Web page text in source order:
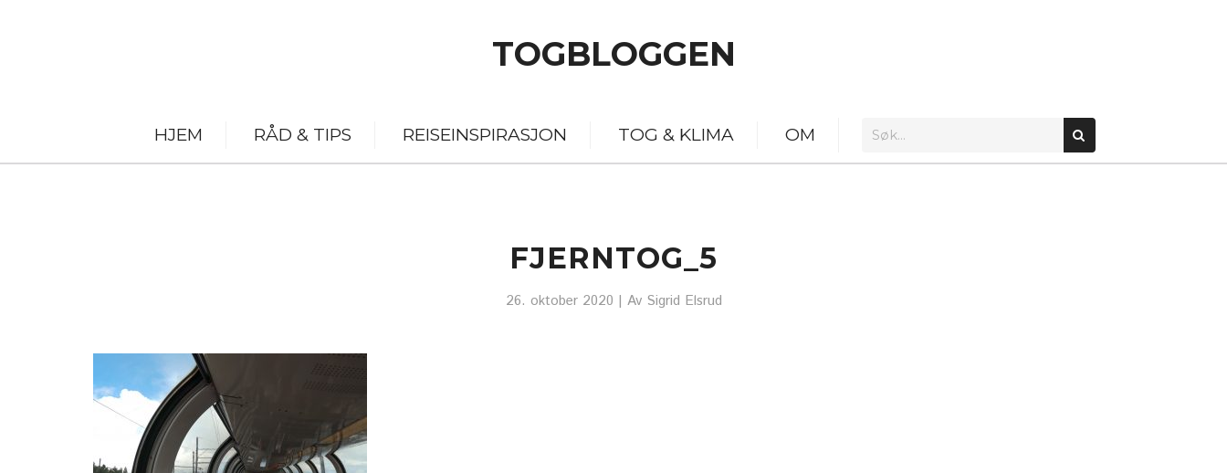
TOGBLOGGEN
HJEM RÅD & TIPS REISEINSPIRASJON TOG & KLIMA OM
FJERNTOG_5
26. oktober 2020 | Av Sigrid Elsrud